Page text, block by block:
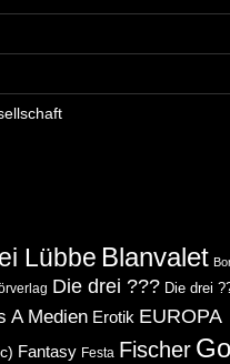
Lübbe Blanvalet
Die drei ??? Die drei
A Medien Erotik EUROPA
Fantasy Festa Fischer